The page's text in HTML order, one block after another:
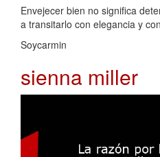
Envejecer bien no significa
a transitarlo con elegancia y
Soycarmin
sienna miller